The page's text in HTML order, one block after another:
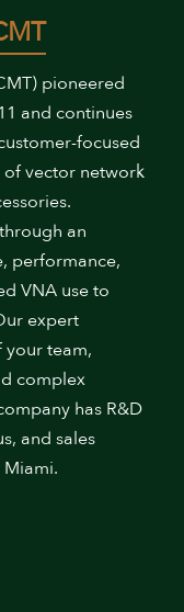
pioneered
and continues
focused
vector network
an
performance,
VNA use to
expert
your team,
complex
has R&D
and sales